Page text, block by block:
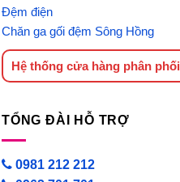
Đệm điện
Chăn ga gối đệm Sông Hồng
Hệ thống cửa hàng phân phối
TỔNG ĐÀI HỖ TRỢ
0981 212 212